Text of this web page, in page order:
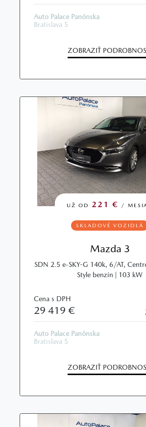
Auto Palace Panónska
Bratislava 5
ZOBRAZIŤ
UŽ OD 221 € /
SKLADOVÉ VOZIDLÁ
Mazda 3
SDN 2.5 e-SKY-G 140k, 6/AT,
Style benzín | 103 kW
Cena s DPH
29 419 €
Auto Palace Panónska
Bratislava 5
ZOBRAZIŤ